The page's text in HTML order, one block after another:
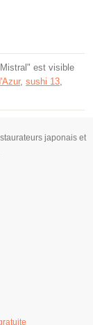
est visible
, sushi 13
japonais et